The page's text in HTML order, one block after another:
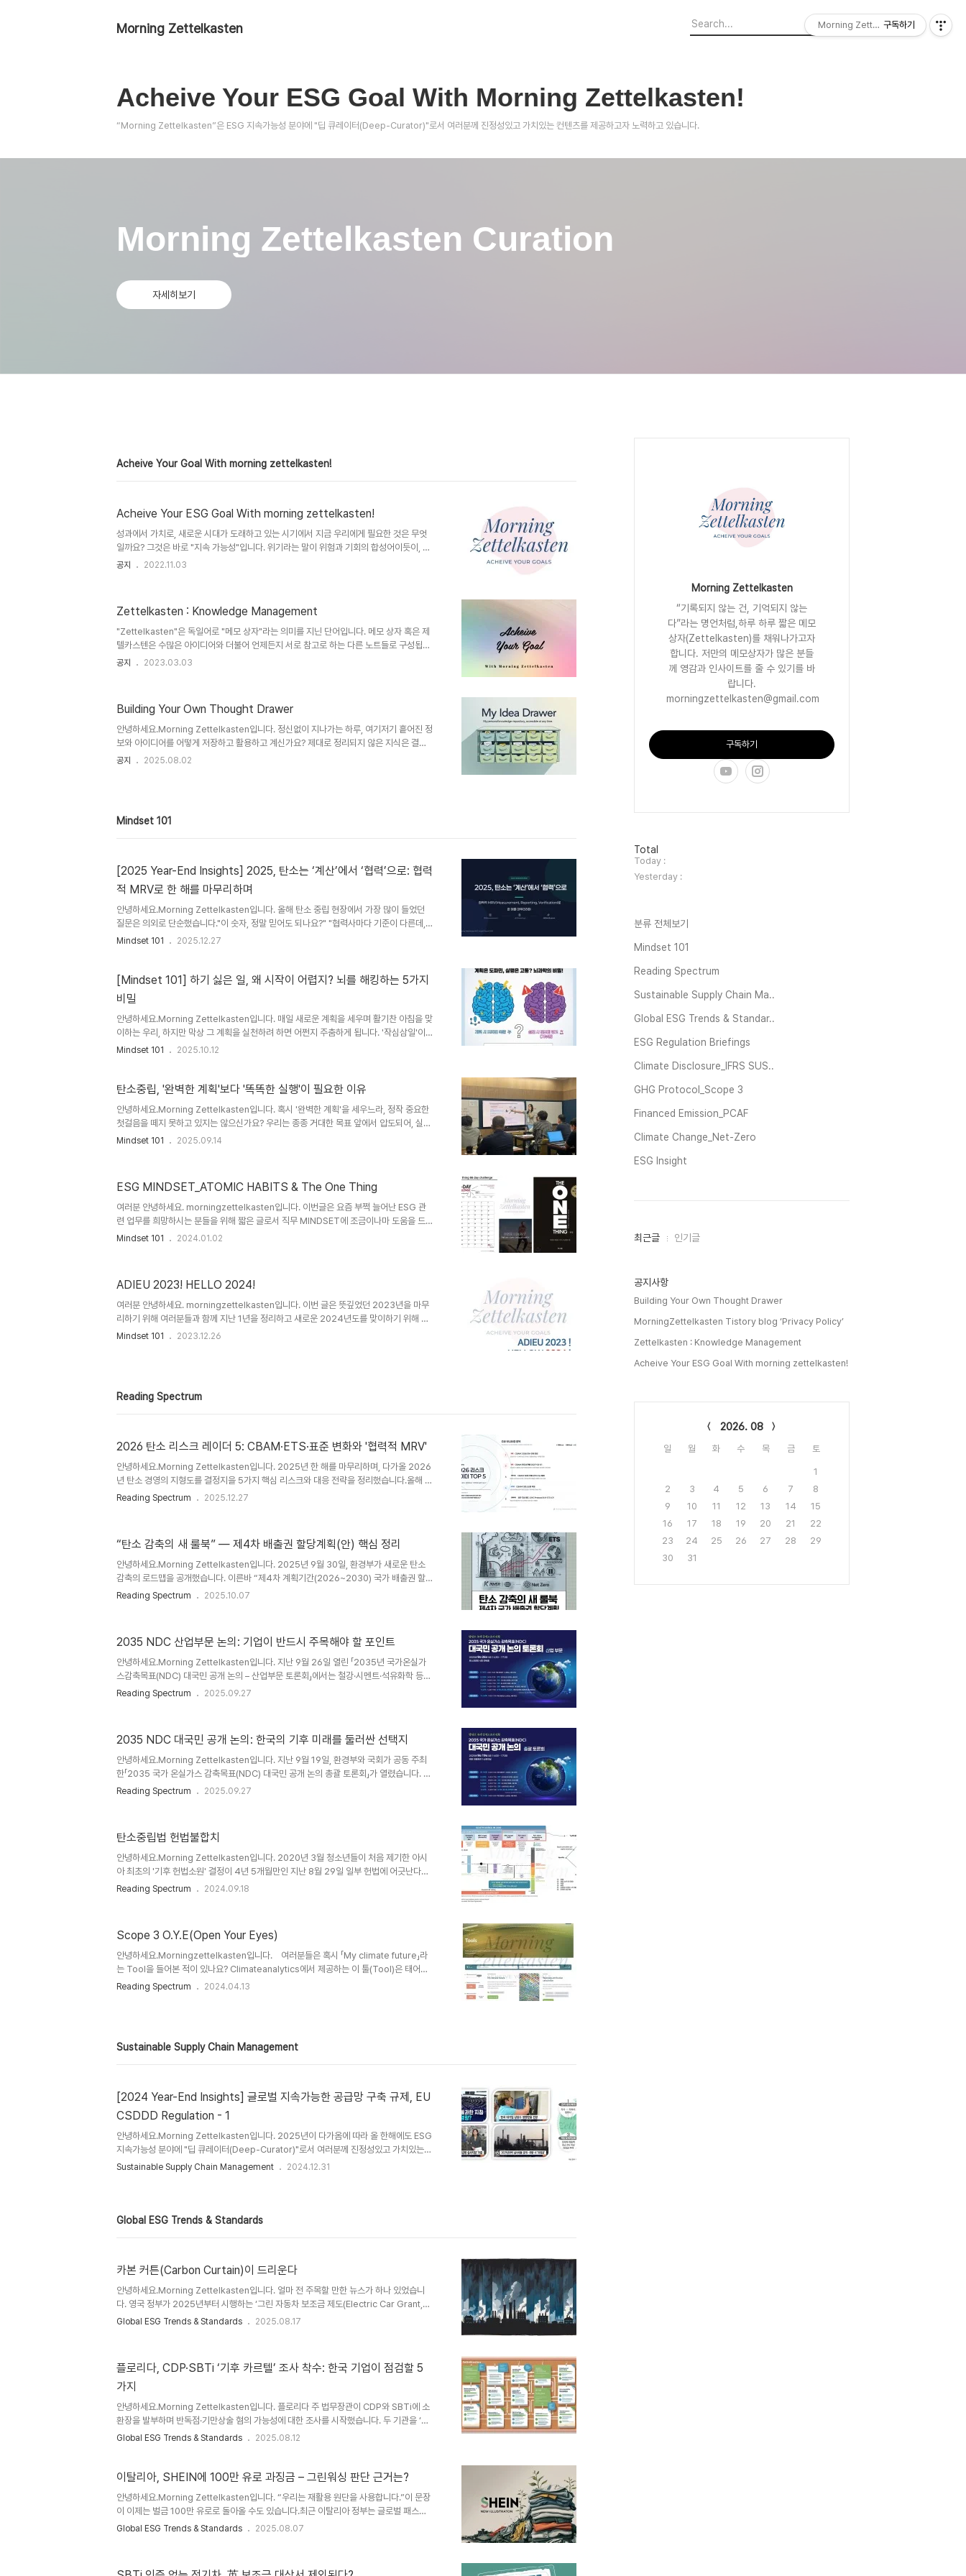
Morning Zettelkasten
Acheive Your ESG Goal With Morning Zettelkasten!
“Morning Zettelkasten”은 ESG 지속가능성 분야에 "딥 큐레이터(Deep-Curator)"로서 여러분께 진정성있고 가치있는 컨텐츠를 제공하고자 노력하고 있습니다.
Morning Zettelkasten Curation
자세히보기
Acheive Your Goal With morning zettelkasten!
Acheive Your ESG Goal With morning zettelkasten!
성과에서 가치로, 새로운 시대가 도래하고 있는 시기에서 지금 우리에게 필요한 것은 무엇
일까요? 그것은 바로 "지속 가능성"입니다. 위기라는 말이 위험과 기회의 합성어이듯이, 코
로나와 세계 경제의 위기 속에서 우리의 일상을 회복시킬 ESG라는 수단을 이해하는 노력
랍니다. Info. morningzettelkasten@gmail.com
공지 2022.11.03
Zettelkasten : Knowledge Management
"Zettelkasten"은 독일어로 "메모 상자"라는 의미를 지닌 단어입니다. 메모 상자 혹은 제
텔카스텐은 수많은 아이디어와 더불어 언제든지 서로 참고로 하는 다른 노트들로 구성됩니
다. 기록되지 않는건, 기억되지 않는다. 메모 상자(제텔카스텐)로 유명한 연구자 중에는 사
루 하루 짧은 나만의 Zettelkasten(메모 상자)을 채워나가고자 합니다. 저만의
Zettelkasten(메모 상자)가 많은 분들께 도움과 영감을 줄 수 있기를 바..
공지 2023.03.03
Building Your Own Thought Drawer
안녕하세요.Morning Zettelkasten입니다. 정신없이 지나가는 하루, 여기저기 흩어진 정
보와 아이디어를 어떻게 저장하고 활용하고 계신가요? 제대로 정리되지 않은 지식은 결국
사라져버리고, 새로운 인사이트도 놓치기 쉽습니다. 개인 지식관리(PKM)는 외부나 스스로
식을 체계적으로 정리한 나만의 정보 창고입니다. 정보의 효율적 정리와 축적을 통해..
공지 2025.08.02
Mindset 101
[2025 Year-End Insights] 2025, 탄소는 ‘계산’에서 ‘협력’으로: 협력
적 MRV로 한 해를 마무리하며
안녕하세요.Morning Zettelkasten입니다. 올해 탄소 중립 현장에서 가장 많이 들었던
질문은 의외로 단순했습니다."이 숫자, 정말 믿어도 되나요?" "협력사마다 기준이 다른데,
하나의 보고서로 묶을 수 있나요?" "공시용 보고서(Report)로만 끝나는 것 아닌가요? 실
'같은 기준으로 측정하고, 함께 검증하며, 실행으로 이어가는 운영 모델'이었습니다.1.
2025년 현장에서 본 세 가지 결정적 장면올해를 관통한 흐름을 세 개의 장면으로 요약하
면 다음과 같습니다. Scene 1. "PCF가 가장..
Mindset 101 2025.12.27
[Mindset 101] 하기 싫은 일, 왜 시작이 어렵지? 뇌를 해킹하는 5가지
비밀
안녕하세요.Morning Zettelkasten입니다. 매일 새로운 계획을 세우며 활기찬 아침을 맞
이하는 우리, 하지만 막상 그 계획을 실천하려 하면 어쩐지 주춤하게 됩니다. '작심삼일'이
라는 말이 괜히 있는 게 아니죠. 왜 우리는 '해야 할 일' 앞에서 그렇게 망설이게 될까요? 오
가 새로운 목표를 세우거나 계획을 짤 때, 뇌에서는 쾌락 호르몬인 '도파민'이 분비됩니다.
화됩니다.) 하지만 막상 그 계획을 실행하려 하면, 뇌의 다른 부..
Mindset 101 2025.10.12
탄소중립, '완벽한 계획'보다 '똑똑한 실행'이 필요한 이유
안녕하세요.Morning Zettelkasten입니다. 혹시 '완벽한 계획'을 세우느라, 정작 중요한
첫걸음을 떼지 못하고 있지는 않으신가요? 우리는 종종 거대한 목표 앞에서 압도되어, 실패
하지 않을 완벽한 전략을 짜는 데 너무 많은 시간을 허비하곤 합니다.기업의 '탄소중립' 선
해답은 현장에 있는 것 같습니다. 최근 저는 국내 대기업의 핵심 공급망 파트너사들과 함께
하는 '감축 로드맵' 워크숍을 진행할 기회가 있었는데, 여기서 아주 중요..
Mindset 101 2025.09.14
ESG MINDSET_ATOMIC HABITS & The One Thing
여러분 안녕하세요. morningzettelkasten입니다. 이번글은 요즘 부쩍 늘어난 ESG 관
련 업무를 희망하시는 분들을 위해 짧은 글로서 직무 MINDSET에 조금이나마 도움을 드
리고자 합니다. ESG는 어디서든 통할 수 있다. ESG의 주된 목적은 단순히 착한 기업을 가
파악할 수 있는 기준이자, 지속경영을 가능하게 하는 관리 툴인 것 입니다. 그렇게 놓고 보
면, 일련의 ESG 활동들은 기업에게만 적용되는 일은 아닙니다. 사회생활을 영위하는..
Mindset 101 2024.01.02
ADIEU 2023! HELLO 2024!
여러분 안녕하세요. morningzettelkasten입니다. 이번 글은 뜻깊었던 2023년을 마무
리하기 위해 여러분들과 함께 지난 1년을 정리하고 새로운 2024년도를 맞이하기 위해 긴
글을 써보고자 합니다. 여러분들의 ADIEU 2023년의 하이라이트(Highlight)는 무엇이었
아닌 내가 하고 싶은 일을 비공식적인 ..
Mindset 101 2023.12.26
Reading Spectrum
2026 탄소 리스크 레이더 5: CBAM·ETS·표준 변화와 '협력적 MRV'
안녕하세요.Morning Zettelkasten입니다. 2025년 한 해를 마무리하며, 다가올 2026
년 탄소 경영의 지형도를 결정지을 5가지 핵심 리스크와 대응 전략을 정리했습니다.올해 현
장에서 가장 많이 마주친 질문은 "이 숫자, 정말 믿을 수 있나요?"였습니다. 이제 숫자는 회
(Verification)의 약자입니다. 여기에 '협력적'이 붙으면 관점이 완전히 달라집니다.기존:
"우리 회사의 배출량 숫자를 맞추자"협력적 M..
Reading Spectrum 2025.12.27
“탄소 감축의 새 룰북” — 제4차 배출권 할당계획(안) 핵심 정리
안녕하세요.Morning Zettelkasten입니다. 2025년 9월 30일, 환경부가 새로운 탄소
감축의 로드맵을 공개했습니다. 이른바 “제4차 계획기간(2026~2030) 국가 배출권 할
당계획(안)”입니다. 이 제도는 기업들이 배출할 수 있는 온실가스 총량을 정하고, 그 한도
했습니다. 하지만 실제 산업 현장의 감축 속도는 여전히 완만했고, 3차 계획
(2021~2025) 기간 동안 배출권 가격도 낮게 유지되어 “감축 유인”이 약했습니..
Reading Spectrum 2025.10.07
2035 NDC 산업부문 논의: 기업이 반드시 주목해야 할 포인트
안녕하세요.Morning Zettelkasten입니다. 지난 9월 26일 열린 「2035년 국가온실가
스감축목표(NDC) 대국민 공개 논의 – 산업부문 토론회」에서는 철강·시멘트·석유화학 등
대표 업종의 감축 경로와 정부 지원 방향이 구체적으로 제시되었습니다. 단순히 국가 목표
합치 → 2026년 2월까지 장기 경로 수립 요구국제 압력: EU CBAM, 미국 IRA, 일본 GX
정책 등 → 수출 기업에 직접적 규제 부담➡️ 이번 논..
Reading Spectrum 2025.09.27
2035 NDC 대국민 공개 논의: 한국의 기후 미래를 둘러싼 선택지
안녕하세요.Morning Zettelkasten입니다. 지난 9월 19일, 환경부와 국회가 공동 주최
한「2035 국가 온실가스 감축목표(NDC) 대국민 공개 논의 총괄 토론회」가 열렸습니다. 이
번 자리는 단순히 수치 하나를 정하는 행사가 아니라, 우리 사회 전체가 “어떤 미래를 선택
더 이상 먼 나라의 이야기가 아닙니다. 대기 중 이산화탄소 농도는 매년 3ppm씩 상승하고
있으며, 이 추세라면 2030년대 초반에는 지구 온도 2℃..
Reading Spectrum 2025.09.27
탄소중립법 헌법불합치
안녕하세요.Morning Zettelkasten입니다. 2020년 3월 청소년들이 처음 제기한 아시
아 최초의 '기후 헌법소원' 결정이 4년 5개월만인 지난 8월 29일 일부 헌법에 어긋난다는
판결이 선고되었습니다. 이번 헌법불합치 판결은 국가가 2031년부터 2049년까지 국가
가 온실가스 감축 목표를 세우지 않은 것이 과소보호금지원칙과 법률유보원칙을 위반했기
때문에 내린 결정입니다. 이번 결정에 따라 정부와 국회는 2026년 2월 28일까지 2..
Reading Spectrum 2024.09.18
Scope 3 O.Y.E(Open Your Eyes)
안녕하세요.Morningzettelkasten입니다. 여러분들은 혹시 「My climate future」라
는 Tool을 들어본 적이 있나요? Climateanalytics에서 제공하는 이 툴(Tool)은 태어난
연도와 거주 지역에 따라 기후변화로 인해 일생 동안 얼마나 더 많은 극한 기후를 경험하게
동하지 않으면 얼마나 큰 영향을 미칠지..
Reading Spectrum 2024.04.13
Sustainable Supply Chain Management
[2024 Year-End Insights] 글로벌 지속가능한 공급망 구축 규제, EU
CSDDD Regulation - 1
안녕하세요.Morning Zettelkasten입니다. 2025년이 다가옴에 따라 올 한해에도 ESG
지속가능성 분야에 "딥 큐레이터(Deep-Curator)"로서 여러분께 진정성있고 가치있는
컨텐츠를 제공하기 위한 여정에 참여해주신 독자, 전문가 여러분 모두에게 진심 어린 감사
벌 ESG 규제 동향, 기업이 꼭 알아야 할 4가지 EU ESG 규제 최근 글로벌 경제 위기에 따
Sustainable Supply Chain Management 2024.12.31
Global ESG Trends & Standards
카본 커튼(Carbon Curtain)이 드리운다
안녕하세요.Morning Zettelkasten입니다. 얼마 전 주목할 만한 뉴스가 하나 있었습니
다. 영국 정부가 2025년부터 시행하는 ‘그린 자동차 보조금 제도(Electric Car Grant,
ECG)’에서 SBTi 승인을 받지 않은 기업은 보조금을 줄 수 없다고 못 박았다는 소식이었
Mechanism). 유럽은 “우리 시장에 들어오려면, 너희 제품이 배출한 탄소만큼의 비용을
똑바로 지불하라”고 요구합니다. 저는 이 장..
Global ESG Trends & Standards 2025.08.17
플로리다, CDP·SBTi ‘기후 카르텔’ 조사 착수: 한국 기업이 점검할 5
가지
안녕하세요.Morning Zettelkasten입니다. 플로리다 주 법무장관이 CDP와 SBTi에 소
환장을 발부하며 반독점·기만상술 혐의 가능성에 대한 조사를 시작했습니다. 두 기관을 ‘기
후 카르텔(Climate Cartel)’로 지칭한 점이 눈에 띕니다.무엇이 일어났나 (팩트 체크)7월
는지, ② 점수·검증의 객관성을 오도했는지, ③ 금융기관과의 공동행위가 반독점 위반에 해
보도. 기사 내에서 SBTi의 설립 배경(20..
Global ESG Trends & Standards 2025.08.12
이탈리아, SHEIN에 100만 유로 과징금 – 그린워싱 판단 근거는?
안녕하세요.Morning Zettelkasten입니다. “우리는 재활용 원단을 사용합니다.”이 문장
이 이제는 벌금 100만 유로로 돌아올 수도 있습니다.최근 이탈리아 정부는 글로벌 패스트
패션 브랜드 SHEIN에 대해 ‘그린워싱’ 혐의로 100만 유로 벌금을 부과했습니다.표면적으
Global ESG Trends & Standards 2025.08.07
Morning Zettelkasten
“기록되지 않는 건, 기억되지 않는
다”라는 명언처럼,하루 하루 짧은 메모
상자(Zettelkasten)를 채워나가고자
합니다. 저만의 메모상자가 많은 분들
께 영감과 인사이트를 줄 수 있기를 바
랍니다.
morningzettelkasten@gmail.com
구독하기
방
문
자
수
Total
Today :
Yesterday :
분류 전체보기
Mindset 101
Reading Spectrum
Sustainable Supply Chain Ma..
Global ESG Trends & Standar..
ESG Regulation Briefings
Climate Disclosure_IFRS SUS..
GHG Protocol_Scope 3
Financed Emission_PCAF
Climate Change_Net-Zero
ESG Insight
최
인
글
최근글 인기글
공지사항
Building Your Own Thought Drawer
MorningZettelkasten Tistory blog ‘Privacy Policy’
Zettelkasten : Knowledge Management
Acheive Your ESG Goal With morning zettelkasten!
2026. 08
일 월 화 수 목 금 토
1
2
3 4 5 6 7
8
9
10 11 12 13 14
15
16
17 18 19 20 21
22
23
24 25 26 27 28
29
30
31
Morning Zettelkasten
구독하기